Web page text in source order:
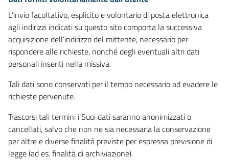
L’invio facoltativo, esplicito e volontario di posta elettronica
agli indirizzi indicati su questo sito comporta la successiva
acquisizione dell’indirizzo del mittente, necessario per
rispondere alle richieste, nonché degli eventuali altri dati
personali inseriti nella missiva.
Tali dati sono conservati per il tempo necessario ad evadere le
richieste pervenute.
Trascorsi tali termini i Suoi dati saranno anonimizzati o
cancellati, salvo che non ne sia necessaria la conservazione
per altre e diverse finalità previste per espressa previsione di
legge (ad es. finalità di archiviazione).